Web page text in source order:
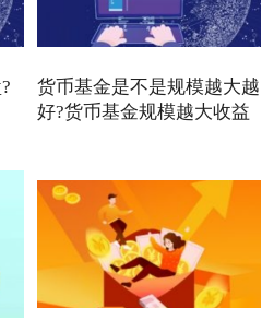
货币基金是不是规模越大越
好?货币基金规模越大收益